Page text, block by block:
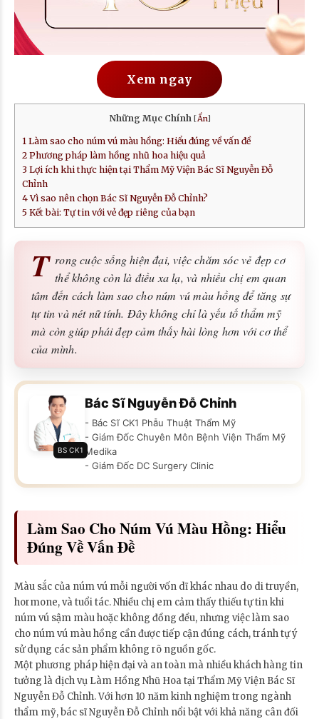
Xem ngay
Những Mục Chính [Ẩn]
1 Làm sao cho núm vú màu hồng: Hiểu đúng về vấn đề
2 Phương pháp làm hồng nhũ hoa hiệu quả
3 Lợi ích khi thực hiện tại Thẩm Mỹ Viện Bác Sĩ Nguyễn Đỗ
Chỉnh
4Vì sao nên chọn Bác Sĩ Nguyễn Đỗ Chỉnh?
5 Kết bài: Tự tin với vẻ đẹp riêng của bạn
T rong cuộc sống hiện đại, việc chăm sóc vẻ đẹp cơ
thể không còn là điều xa lạ, và nhiều chị em quan
tâm đến cách làm sao cho núm vú màu hồng để tăng sự
tự tin và nét nữ tính. Đây không chỉ là yếu tố thẩm mỹ
mà còn giúp phái đẹp cảm thấy hài lòng hơn với cơ thể
của mình.
BS CK1
Bác Sĩ Nguyễn Đỗ Chỉnh
- Bác Sĩ CK1 Phẫu Thuật Thẩm Mỹ
- Giám Đốc Chuyên Môn Bệnh Viện Thẩm Mỹ
Medika
- Giám Đốc DC Surgery Clinic
Làm Sao Cho Núm Vú Màu Hồng: Hiểu
Đúng Về Vấn Đề
Màu sắc của núm vú mỗi người vốn dĩ khác nhau do di truyền,
hormone, và tuổi tác. Nhiều chị em cảm thấy thiếu tự tin khi
núm vú sậm màu hoặc không đồng đều, nhưng việc làm sao
cho núm vú màu hồng cần được tiếp cận đúng cách, tránh tự ý
sử dụng các sản phẩm không rõ nguồn gốc.
Một phương pháp hiện đại và an toàn mà nhiều khách hàng tin
tưởng là dịch vụ Làm Hồng Nhũ Hoa tại Thẩm Mỹ Viện Bác Sĩ
Nguyễn Đỗ Chỉnh. Với hơn 10 năm kinh nghiệm trong ngành
thẩm mỹ, bác sĩ Nguyễn Đỗ Chỉnh nổi bật với khả năng cân đối